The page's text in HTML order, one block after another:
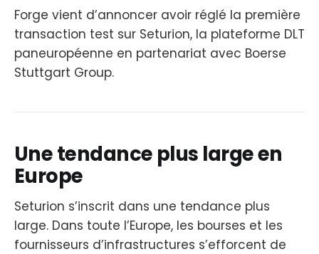
Forge vient d’annoncer avoir réglé la première
transaction test sur Seturion, la plateforme DLT
paneuropéenne en partenariat avec Boerse
Stuttgart Group.
Une tendance plus large en
Europe
Seturion s’inscrit dans une tendance plus
large. Dans toute l’Europe, les bourses et les
fournisseurs d’infrastructures s’efforcent de